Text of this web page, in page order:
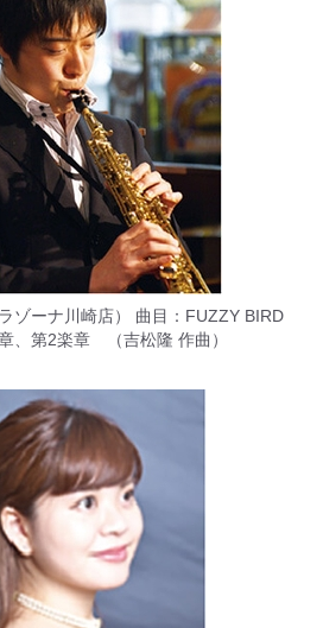
ゾーナ川崎店） 曲目：FUZZY BIRD
、第2楽章 （吉松隆 作曲）